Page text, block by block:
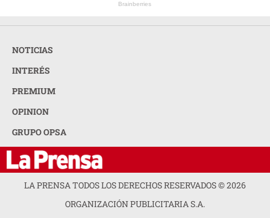
Brainberries
NOTICIAS
INTERÉS
PREMIUM
OPINION
GRUPO OPSA
LA PRENSA TODOS LOS DERECHOS RESERVADOS ©2026
ORGANIZACIÓN PUBLICITARIA S.A.